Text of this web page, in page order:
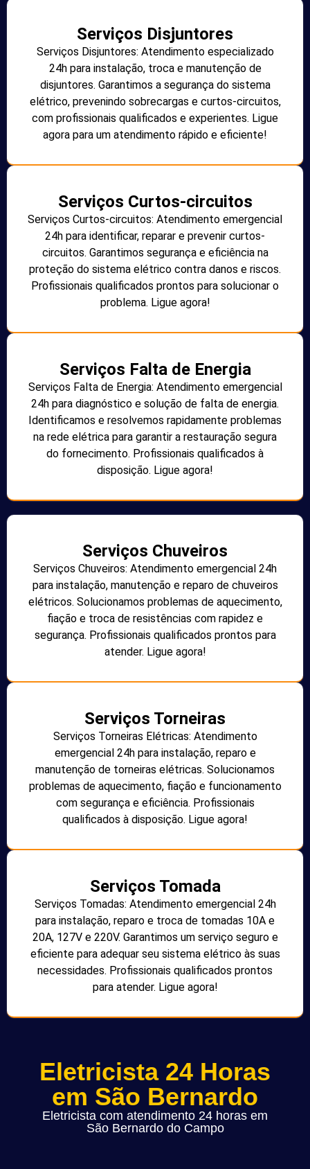
Serviços Disjuntores
Serviços Disjuntores: Atendimento especializado
24h para instalação, troca e manutenção de
disjuntores. Garantimos a segurança do sistema
elétrico, prevenindo sobrecargas e curtos-circuitos,
com profissionais qualificados e experientes. Ligue
agora para um atendimento rápido e eficiente!
Serviços Curtos-circuitos
Serviços Curtos-circuitos: Atendimento emergencial
24h para identificar, reparar e prevenir curtos-
circuitos. Garantimos segurança e eficiência na
proteção do sistema elétrico contra danos e riscos.
Profissionais qualificados prontos para solucionar o
problema. Ligue agora!
Serviços Falta de Energia
Serviços Falta de Energia: Atendimento emergencial
24h para diagnóstico e solução de falta de energia.
Identificamos e resolvemos rapidamente problemas
na rede elétrica para garantir a restauração segura
do fornecimento. Profissionais qualificados à
disposição. Ligue agora!
Serviços Chuveiros
Serviços Chuveiros: Atendimento emergencial 24h
para instalação, manutenção e reparo de chuveiros
elétricos. Solucionamos problemas de aquecimento,
fiação e troca de resistências com rapidez e
segurança. Profissionais qualificados prontos para
atender. Ligue agora!
Serviços Torneiras
Serviços Torneiras Elétricas: Atendimento
emergencial 24h para instalação, reparo e
manutenção de torneiras elétricas. Solucionamos
problemas de aquecimento, fiação e funcionamento
com segurança e eficiência. Profissionais
qualificados à disposição. Ligue agora!
Serviços Tomada
Serviços Tomadas: Atendimento emergencial 24h
para instalação, reparo e troca de tomadas 10A e
20A, 127V e 220V. Garantimos um serviço seguro e
eficiente para adequar seu sistema elétrico às suas
necessidades. Profissionais qualificados prontos
para atender. Ligue agora!
Eletricista 24 Horas
em São Bernardo
Eletricista com atendimento 24 horas em
São Bernardo do Campo